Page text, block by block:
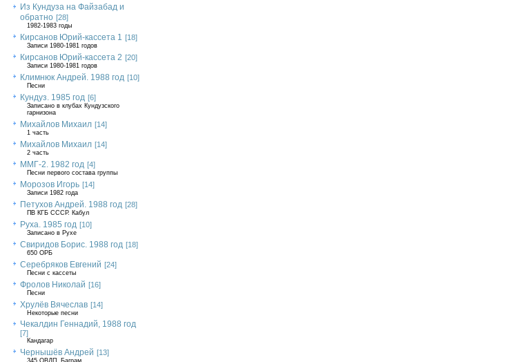
Из Кундуза на Файзабад и
обратно [28]
1982-1983 годы
Кирсанов Юрий-кассета 1 [18]
Записи 1980-1981 годов
Кирсанов Юрий-кассета 2 [20]
Записи 1980-1981 годов
Климнюк Андрей. 1988 год [10]
Песни
Кундуз. 1985 год [6]
Записано в клубах Кундузского
гарнизона
Михайлов Михаил [14]
1 часть
Михайлов Михаил [14]
2 часть
ММГ-2. 1982 год [4]
Песни первого состава группы
Морозов Игорь [14]
Записи 1982 года
Петухов Андрей. 1988 год [28]
ПВ КГБ СССР. Кабул
Руха. 1985 год [10]
Записано в Рухе
Свиридов Борис. 1988 год [18]
650 ОРБ
Серебряков Евгений [24]
Песни с кассеты
Фролов Николай [16]
Песни
Хрулёв Вячеслав [14]
Некоторые песни
Чекалдин Геннадий, 1988 год
[7]
Кандагар
Чернышёв Андрей [13]
345 ОВДП, Баграм